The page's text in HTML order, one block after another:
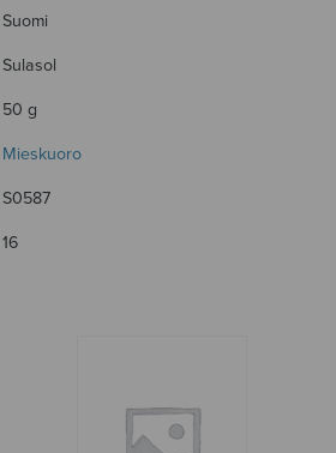
Suomi
Sulasol
50 g
Mieskuoro
S0587
16